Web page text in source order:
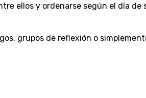
ellos y ordenarse según el día de
grupos de reflexión o